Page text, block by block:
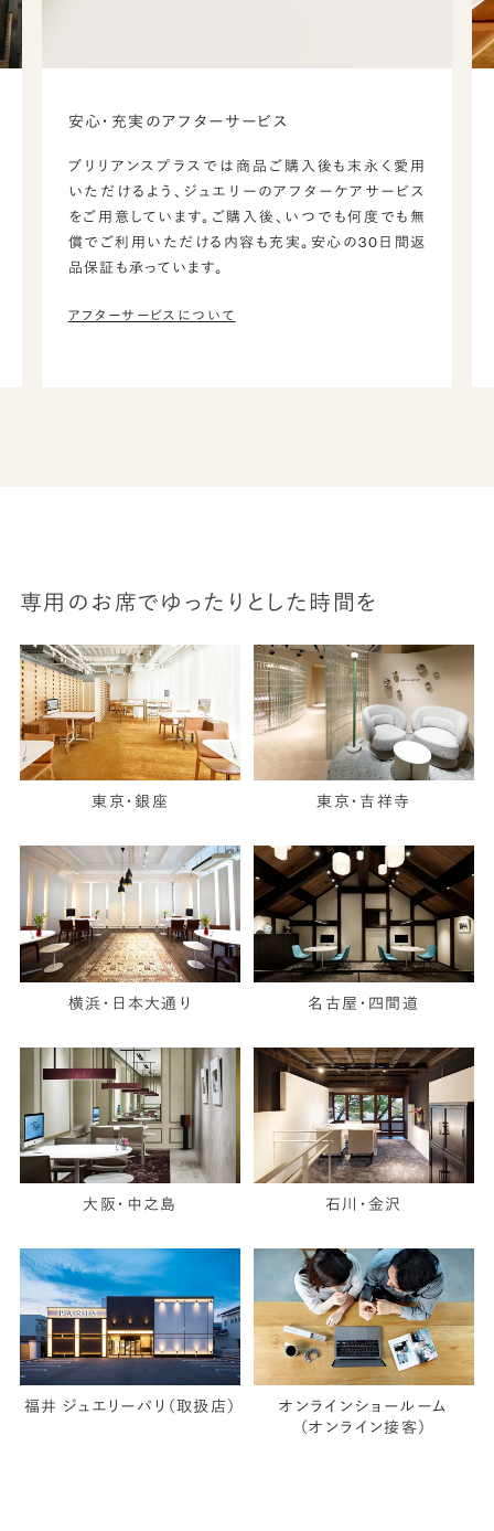
安心・充実のアフターサービス
ブリリアンスプラスでは商品ご購入後も末永く愛用
いただけるよう、ジュエリーのアフターケアサービス
をご用意しています。ご購入後、いつでも何度でも無
償でご利用いただける内容も充実。安心の30日間返
品保証も承っています。
アフターサービスについて
専用のお席でゆったりとした時間を
東京・銀座 東京・吉祥寺
横浜・日本大通り 名古屋・四間道
大阪・中之島 石川・金沢
福井 ジュエリーパリ（取扱店）
オンラインショールーム
（オンライン接客）